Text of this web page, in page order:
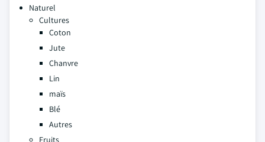
Naturel
Cultures
Coton
Jute
Chanvre
Lin
maïs
Blé
Autres
Fruits